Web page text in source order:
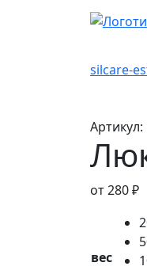
silcare-
Артикул:
от280₽
вес